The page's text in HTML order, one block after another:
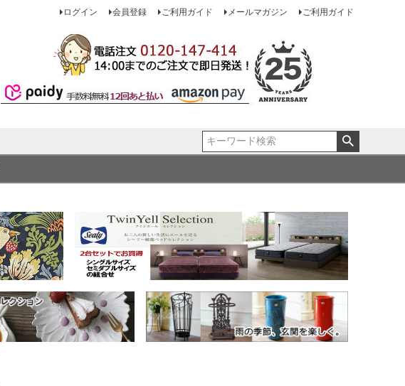
ログイン 会員登録 ご利用ガイド メールマガジン ご利用ガイド